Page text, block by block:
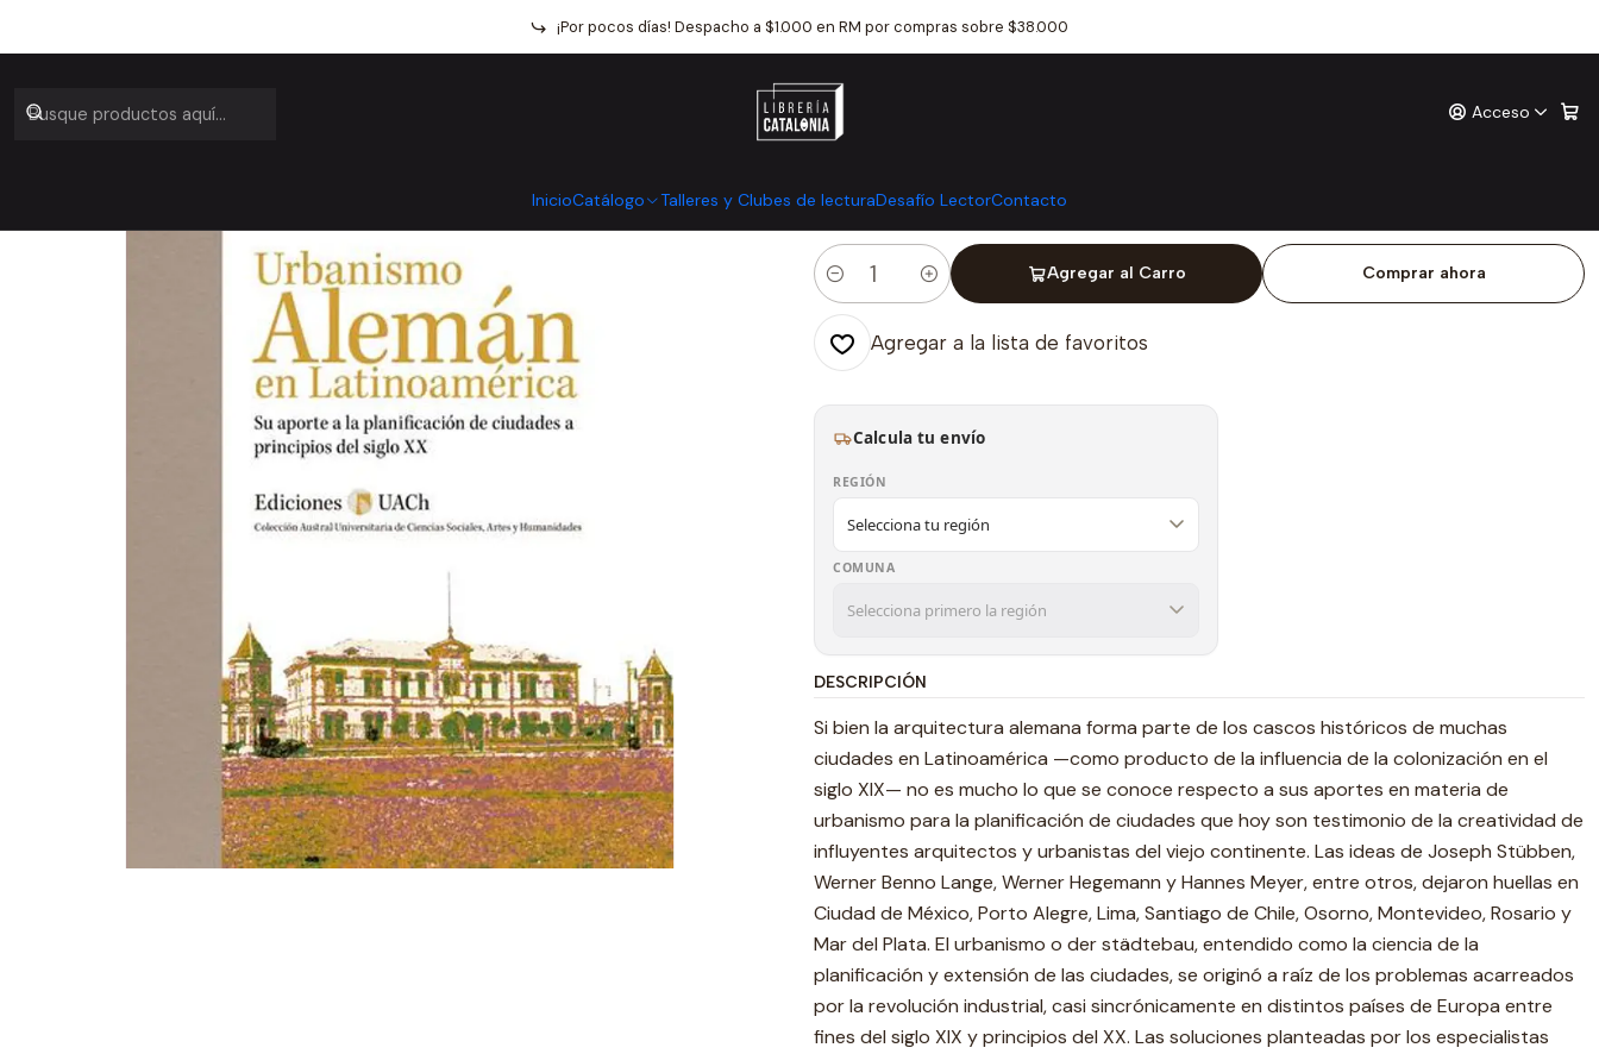
Acceso
InicioCatálogo Talleres y Clubes de lecturaDesafío LectorContacto
¡Por pocos días! Despacho a $1.000 en RM por compras sobre $38.000
Catálogo Otros Diseño Y Arquitectura Urbanismo Aleman En Latinoamerica
|
Urbanismo Aleman En Latinoamerica
Mostrar stock de ubicaciones
Cantidad
Agregar al Carro Comprar ahora
Agregar a la lista de favoritos
Calcula tu envío
REGIÓN
COMUNA
DESCRIPCIÓN
Si bien la arquitectura alemana forma parte de los cascos históricos de muchas
ciudades en Latinoamérica —como producto de la influencia de la colonización en el
siglo XIX— no es mucho lo que se conoce respecto a sus aportes en materia de
urbanismo para la planificación de ciudades que hoy son testimonio de la creatividad de
influyentes arquitectos y urbanistas del viejo continente. Las ideas de Joseph Stübben,
Werner Benno Lange, Werner Hegemann y Hannes Meyer, entre otros, dejaron huellas en
Ciudad de México, Porto Alegre, Lima, Santiago de Chile, Osorno, Montevideo, Rosario y
Mar del Plata. El urbanismo o der städtebau, entendido como la ciencia de la
planificación y extensión de las ciudades, se originó a raíz de los problemas acarreados
por la revolución industrial, casi sincrónicamente en distintos países de Europa entre
fines del siglo XIX y principios del XX. Las soluciones planteadas por los especialistas